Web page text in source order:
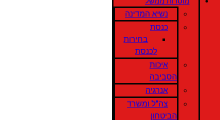
נשיא המדינה
כנסת
בחירות
לכנסת
איכות
הסביבה
אנרגיה
צה"ל ומשרד
הביטחון